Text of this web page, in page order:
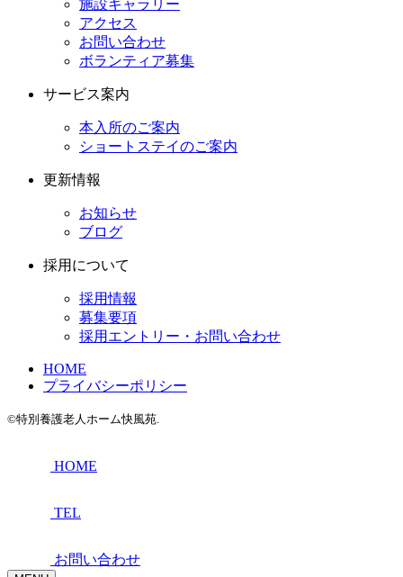
施設ギャラリー
アクセス
お問い合わせ
ボランティア募集
サービス案内
本入所のご案内
ショートステイのご案内
更新情報
お知らせ
ブログ
採用について
採用情報
募集要項
採用エントリー・お問い合わせ
HOME
プライバシーポリシー
©特別養護老人ホーム快風苑.
HOME
TEL
お問い合わせ